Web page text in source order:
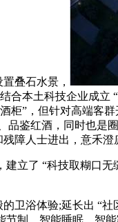
叠石水景，
合本土科技企业成立
柜”，但针对高端客
品鉴红酒，同时也是
障人士进出，意禾澄
了 “科技取糊口无
浴体验;延长出 “社
节制、智能睡眠、智